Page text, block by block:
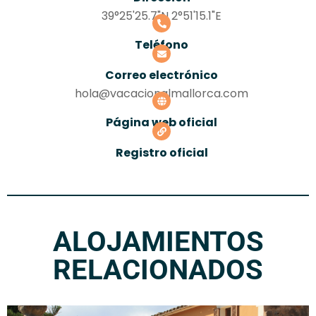
39°25'25.7"N 2°51'15.1"E
Teléfono
Correo electrónico
hola@vacacionalmallorca.com
Página web oficial
Registro oficial
ALOJAMIENTOS
RELACIONADOS